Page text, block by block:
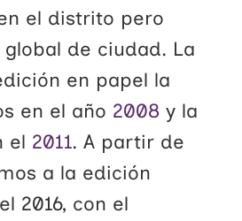
el distrito pero
de ciudad. La
en papel la
en el año 2008 y la
el 2011. A partir de
a la edición
2016, con el